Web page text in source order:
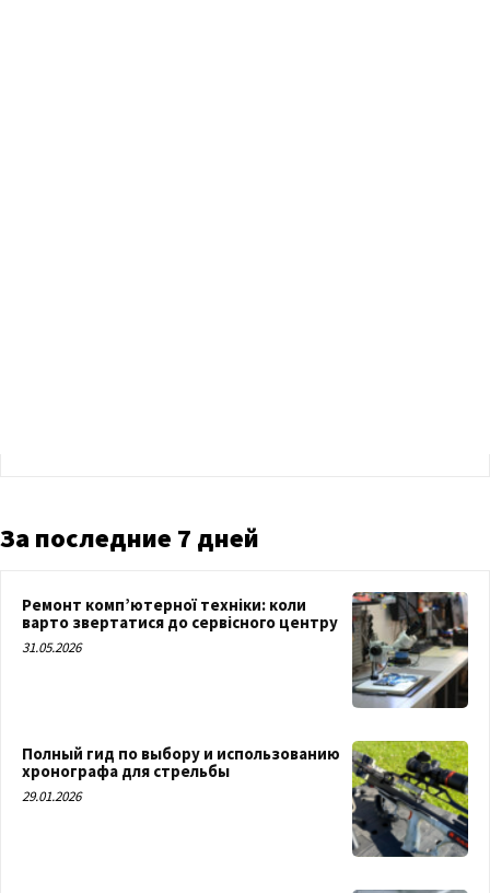
За последние 7 дней
Ремонт комп’ютерної техніки: коли
варто звертатися до сервісного центру
31.05.2026
Полный гид по выбору и использованию
хронографа для стрельбы
29.01.2026